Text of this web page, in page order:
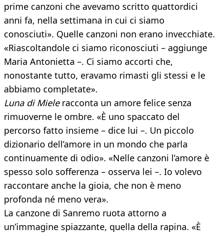
prime canzoni che avevamo scritto quattordici
anni fa, nella settimana in cui ci siamo
conosciuti». Quelle canzoni non erano invecchiate.
«Riascoltandole ci siamo riconosciuti – aggiunge
Maria Antonietta –. Ci siamo accorti che,
nonostante tutto, eravamo rimasti gli stessi e le
abbiamo completate».
Luna di Mieleracconta un amore felice senza
rimuoverne le ombre. «È uno spaccato del
percorso fatto insieme – dice lui –. Un piccolo
dizionario dell’amore in un mondo che parla
continuamente di odio». «Nelle canzoni l’amore è
spesso solo sofferenza – osserva lei –. Io volevo
raccontare anche la gioia, che non è meno
profonda né meno vera».
La canzone di Sanremo ruota attorno a
un’immagine spiazzante, quella della rapina. «È